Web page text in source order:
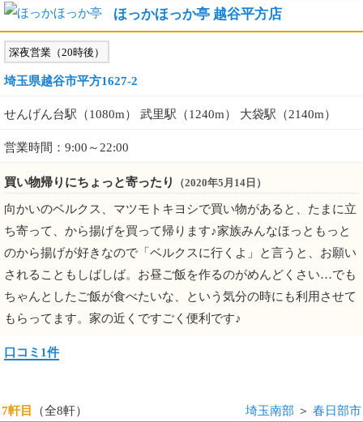
ほっかほっか亭 越谷平方店
深夜営業（20時後）
埼玉県越谷市平方1627-2
せんげん台駅（1080m） 武里駅（1240m） 大袋駅（2140m）
営業時間：9:00～22:00
買い物帰りにちょっと寄ったり （2020年5月14日）
向かいのベルクス、マツモトキヨシで買い物があると、たまに立
ち寄って、から揚げを買って帰ります♪家族みんなほっともっと
のから揚げが好きなので「ベルクスに行くよ」と言うと、お願い
されることもしばしば。お昼ご飯を作るのがめんどくさい…でも
ちゃんとしたご飯が食べたいな、という気分の時にも利用させて
もらってます。家の近くですごく便利です♪
口コミ1件
7軒目 （全8軒） 埼玉南部 ＞ 春日部市